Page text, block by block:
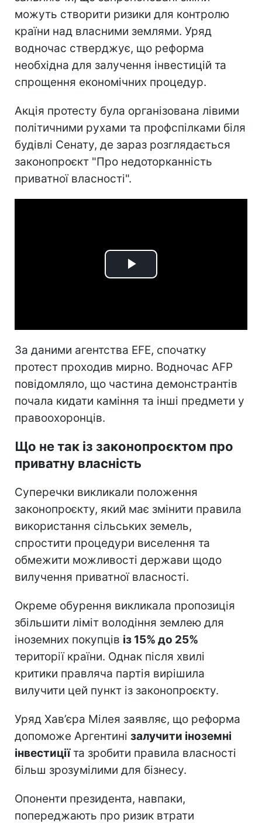
можуть створити ризики для контролю
країни над власними землями. Уряд
водночас стверджує, що реформа
необхідна для залучення інвестицій та
спрощення економічних процедур.
Акція протесту була організована лівими
політичними рухами та профспілками біля
будівлі Сенату, де зараз розглядається
законопроєкт "Про недоторканність
приватної власності".
Play
За даними агентства EFE, спочатку
протест проходив мирно. Водночас AFP
повідомляло, що частина демонстрантів
почала кидати каміння та інші предмети у
правоохоронців.
Що не так із законопроєктом про
приватну власність
Суперечки викликали положення
законопроєкту, який має змінити правила
використання сільських земель,
спростити процедури виселення та
обмежити можливості держави щодо
вилучення приватної власності.
Окреме обурення викликала пропозиція
збільшити ліміт володіння землею для
іноземних покупців із 15% до 25%
території країни. Однак після хвилі
критики правляча партія вирішила
вилучити цей пункт із законопроєкту.
Уряд Хав’єра Мілея заявляє, що реформа
допоможе Аргентині залучити іноземні
інвестиціїта зробити правила власності
більш зрозумілими для бізнесу.
Опоненти президента, навпаки,
попереджають про ризик втрати